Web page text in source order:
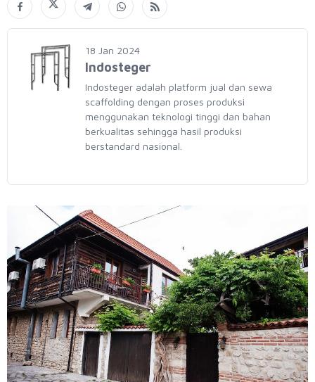
18 Jan 2024
Indosteger
Indosteger adalah platform jual dan sewa
scaffolding dengan proses produksi
menggunakan teknologi tinggi dan bahan
berkualitas sehingga hasil produksi
berstandard nasional.